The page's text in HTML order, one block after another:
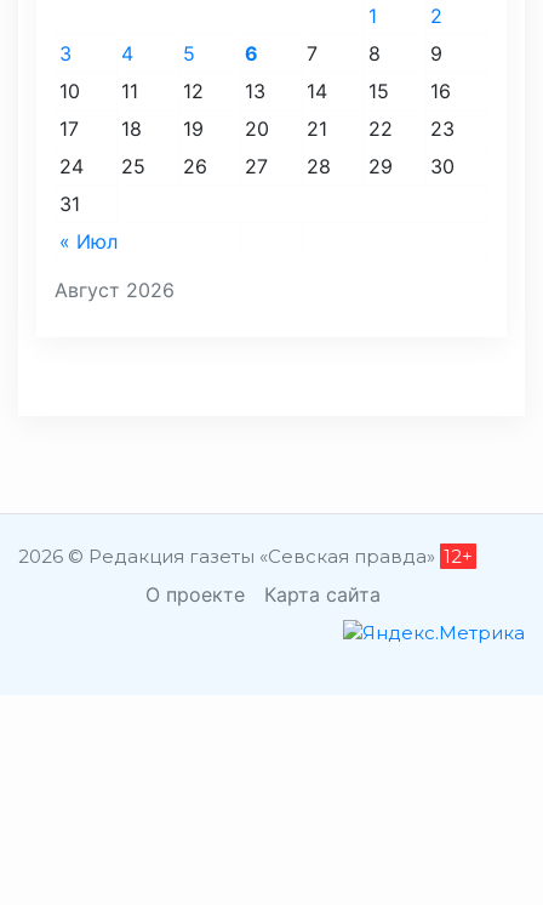
Август 2026
« Июл
1
2
3
4 5 6 7 8
9
10
11 12 13 14 15
16
17
18 19 20 21 22
23
24
25 26 27 28 29
30
31
2026 © Редакция газеты «Севская правда» 12+
О проекте Карта сайта